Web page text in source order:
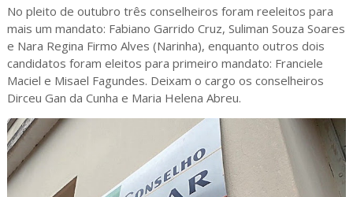
No pleito de outubro três conselheiros foram reeleitos para
mais um mandato: Fabiano Garrido Cruz, Suliman Souza Soares
e Nara Regina Firmo Alves (Narinha), enquanto outros dois
candidatos foram eleitos para primeiro mandato: Franciele
Maciel e Misael Fagundes. Deixam o cargo os conselheiros
Dirceu Gan da Cunha e Maria Helena Abreu.